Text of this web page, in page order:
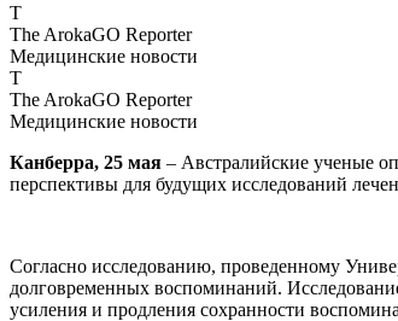
T
The ArokaGO Reporter
Медицинские новости
T
The ArokaGO Reporter
Медицинские новости
Канберра, 25 мая – Австралийские ученые
перспективы для будущих исследований
Согласно исследованию, проведенному
долговременных воспоминаний.
усиления и продления сохранности